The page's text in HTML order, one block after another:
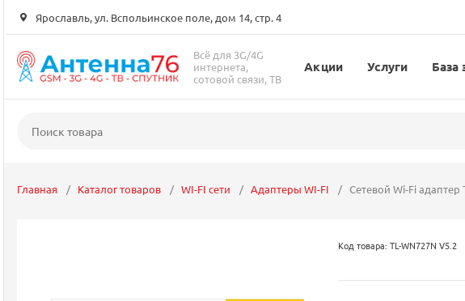
Ярославль, ул. Вспольинское поле, дом 14, стр. 4
Всё для 3G/4G
интернета,
сотовой связи, ТВ
Акции Услуги База
Главная Каталог товаров WI-FI сети Адаптеры WI-FI Сетевой Wi-Fi адаптер
Код товара: TL-WN727N V5.2